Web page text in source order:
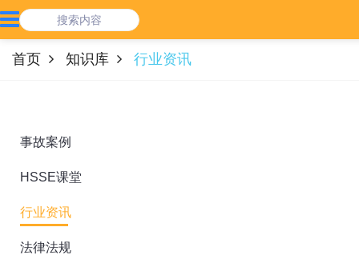
首页 知识库 行业资讯
事故案例
HSSE课堂
行业资讯
法律法规